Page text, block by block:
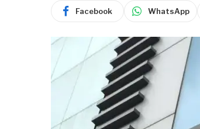
Facebook WhatsApp